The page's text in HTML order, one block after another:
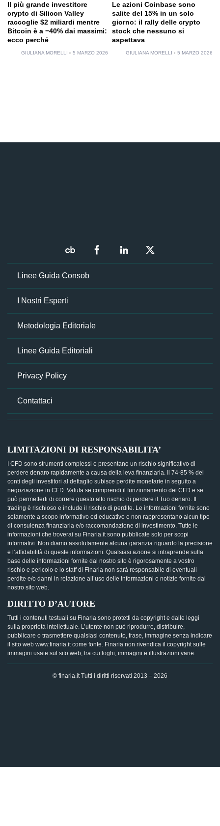
Il più grande investitore
crypto di Silicon Valley
raccoglie $2 miliardi mentre
Bitcoin è a −40% dai massimi:
ecco perché
GIULIANA MORELLI 5 MARZO 2026
Le azioni Coinbase sono
salite del 15% in un solo
giorno: il rally delle crypto
stock che nessuno si
aspettava
GIULIANA MORELLI 5 MARZO 2026
Linee Guida Consob
I Nostri Esperti
Metodologia Editoriale
Linee Guida Editoriali
Privacy Policy
Contattaci
LIMITAZIONI DI RESPONSABILITA’
I CFD sono strumenti complessi e presentano un rischio significativo di
perdere denaro rapidamente a causa della leva finanziaria. Il 74-85 % dei
conti degli investitori al dettaglio subisce perdite monetarie in seguito a
negoziazione in CFD. Valuta se comprendi il funzionamento dei CFD e se
può permetterti di correre questo alto rischio di perdere il Tuo denaro. Il
trading è rischioso e include il rischio di perdite. Le informazioni fornite sono
solamente a scopo informativo ed educativo e non rappresentano alcun tipo
di consulenza finanziaria e/o raccomandazione di investimento. Tutte le
informazioni che troverai su Finaria.it sono pubblicate solo per scopi
informativi. Non diamo assolutamente alcuna garanzia riguardo la precisione
e l’affidabilità di queste informazioni. Qualsiasi azione si intraprende sulla
base delle informazioni fornite dal nostro sito è rigorosamente a vostro
rischio e pericolo e lo staff di Finaria non sarà responsabile di eventuali
perdite e/o danni in relazione all’uso delle informazioni o notizie fornite dal
nostro sito web.
DIRITTO D’AUTORE
Tutti i contenuti testuali su Finaria sono protetti da copyright e dalle leggi
sulla proprietà intellettuale. L’utente non può riprodurre, distribuire,
pubblicare o trasmettere qualsiasi contenuto, frase, immagine senza indicare
il sito web www.finaria.it come fonte. Finaria non rivendica il copyright sulle
immagini usate sul sito web, tra cui loghi, immagini e illustrazioni varie.
© finaria.it Tutti i diritti riservati 2013 – 2026